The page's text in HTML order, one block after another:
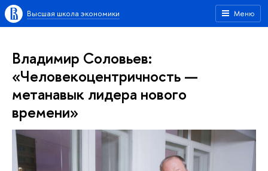
Меню
Высшая школа экономики
Владимир Соловьев:
«Человекоцентричность —
метанавык лидера нового
времени»